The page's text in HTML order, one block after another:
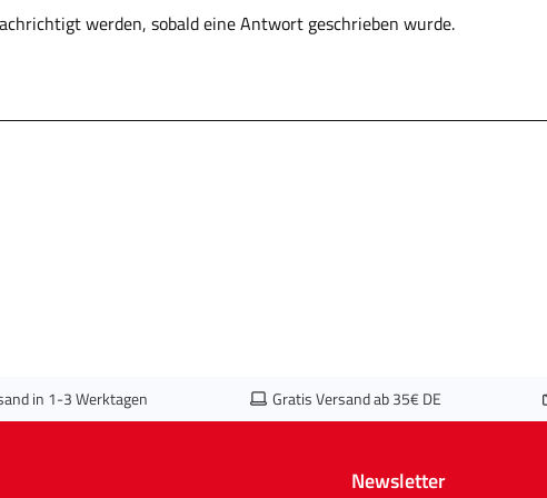
werden, sobald eine Antwort geschrieben wurde.
in 1-3 Werktagen Gratis Versand ab 35€ DE
Newsletter